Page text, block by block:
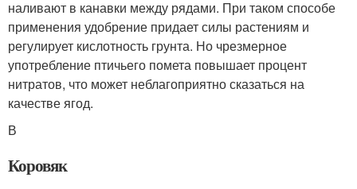
наливают в канавки между рядами. При таком способе
применения удобрение придает силы растениям и
регулирует кислотность грунта. Но чрезмерное
употребление птичьего помета повышает процент
нитратов, что может неблагоприятно сказаться на
качестве ягод.
В
Коровяк